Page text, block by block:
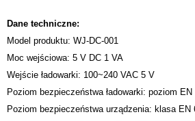
Dane techniczne:
Model produktu: WJ-DC-001
Moc wejściowa: 5 V DC 1 VA
Wejście ładowarki: 100~240 VAC 5 V
Poziom bezpieczeństwa ładowarki: poziom EN
Poziom bezpieczeństwa urządzenia: klasa